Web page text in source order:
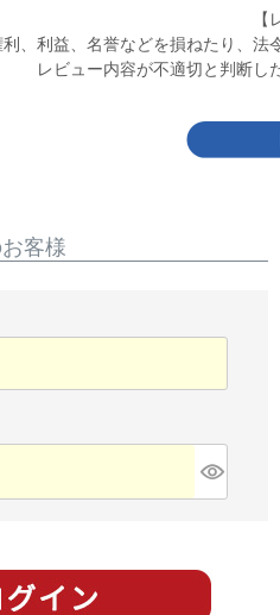
、利益、名誉などを損ねたり、法
レビュー内容が不適切と判断し
客様